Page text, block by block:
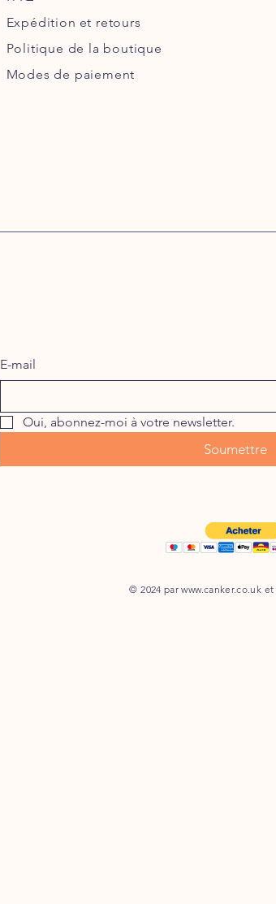
Expédition et retours
Politique de la boutique
Modes de paiement
E-mail
Oui, abonnez-moi à votre newsletter.
Soumettre
© 2024 parwww.canker.co.uk et